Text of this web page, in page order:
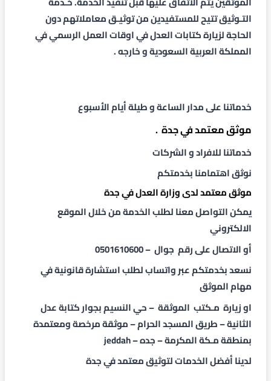
التـوثيق تتيح للمستفيدين من توثيـق معاملاتهم دون
الحاجة لزيارة كتابات العدل في اوقات العمل الرسمي في
المملكة العربية السعودية و خارجه .
خدماتنا على مدار الساعة و طيلة أيام الأسبوع
موثق معتمد في جدة .
خدماتنا للافراد و الشركات
نوثق اهتمامنا بخدمتكم
موثق معتمد لدى وزارة العدل في جدة
يمكن التواصل معنا لطلب الخدمة منخلال الموقع
الالكتروني
أو الاتصال على رقم جوال – 0501610600
نسعد بخدمتكم عبر واتساب لطلب استشارة قانونية في
مهام الموثق
او زيارة مـكتب الموثقة – حي النسيم بجوار كتابة عدل
الثانية – طريق المسجد الحرام – موثقة مرخصة ومعتمدة
بمنطقة مـكة المكرمة – جده – jeddah
لدينا أفضل الخدمات لتوثيق معتمد في جدة